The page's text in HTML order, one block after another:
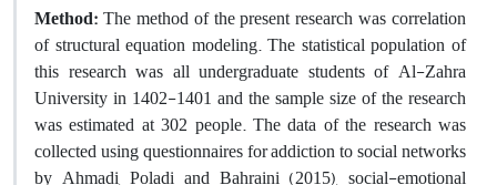
Method:The method of the present research was correlation
of structural equation modeling. The statistical population of
this research was all undergraduate students of Al-Zahra
University in 1402-1401 and the sample size of the research
was estimated at 302 people. The data of the research was
collected using questionnaires for addiction to social networks
by Ahmadi, Poladi and Bahraini (2015), social-emotional